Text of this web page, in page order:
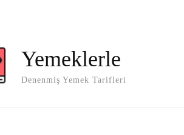
Yemeklerle
Denenmiş Yemek Tarifleri